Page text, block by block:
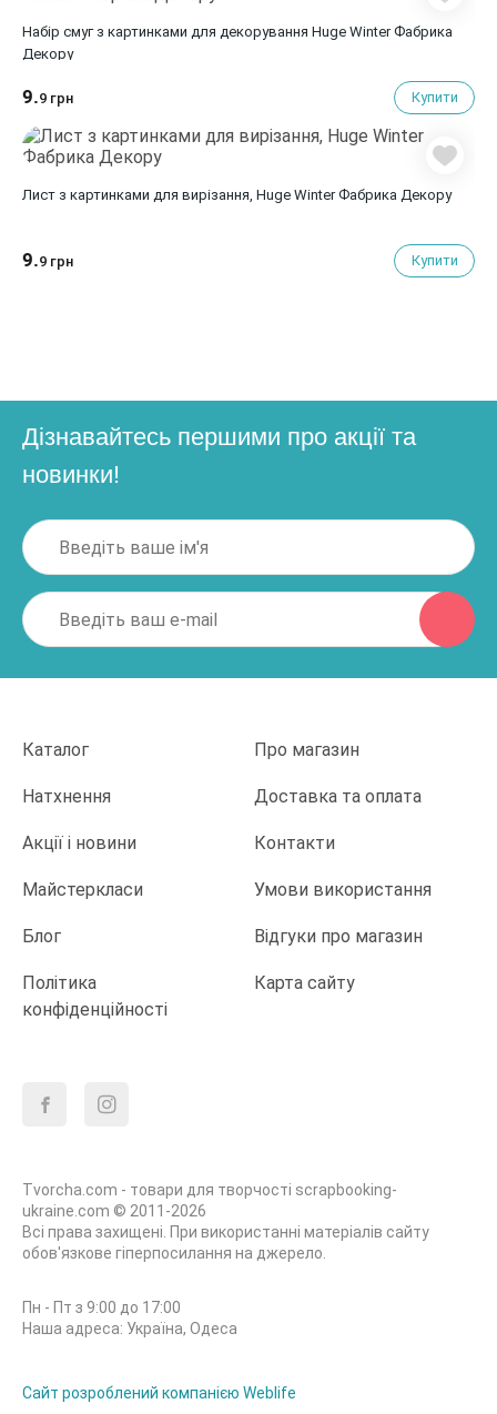
Набір смуг з картинками для декорування Huge Winter Фабрика
Декору
9.9 грн Купити
Лист з картинками для вирізання, Huge Winter Фабрика Декору
9.9 грн Купити
Дізнавайтесь першими про акції та
новинки!
Каталог Про магазин
Натхнення Доставка та оплата
Акції і новини Контакти
Майстеркласи Умови використання
Блог Відгуки про магазин
Політика
конфіденційності
Карта сайту
Tvorcha.com - товари для творчості scrapbooking-
ukraine.com © 2011-2026
Всі права захищені. При використанні матеріалів сайту
обов'язкове гіперпосилання на джерело.
Пн - Пт з 9:00 до 17:00
Наша адреса: Україна, Одеса
Сайт розроблений компанією Weblife